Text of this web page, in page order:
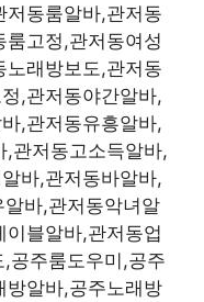
동룸알바,관저동
고정,관저동여성
노래방보도,관저동
,관저동야간알바,
,관저동유흥알바,
관저동고소득알바,
바,관저동바알바,
바,관저동악녀알
블알바,관저동업
공주룸도우미,공주
방알바,공주노래방